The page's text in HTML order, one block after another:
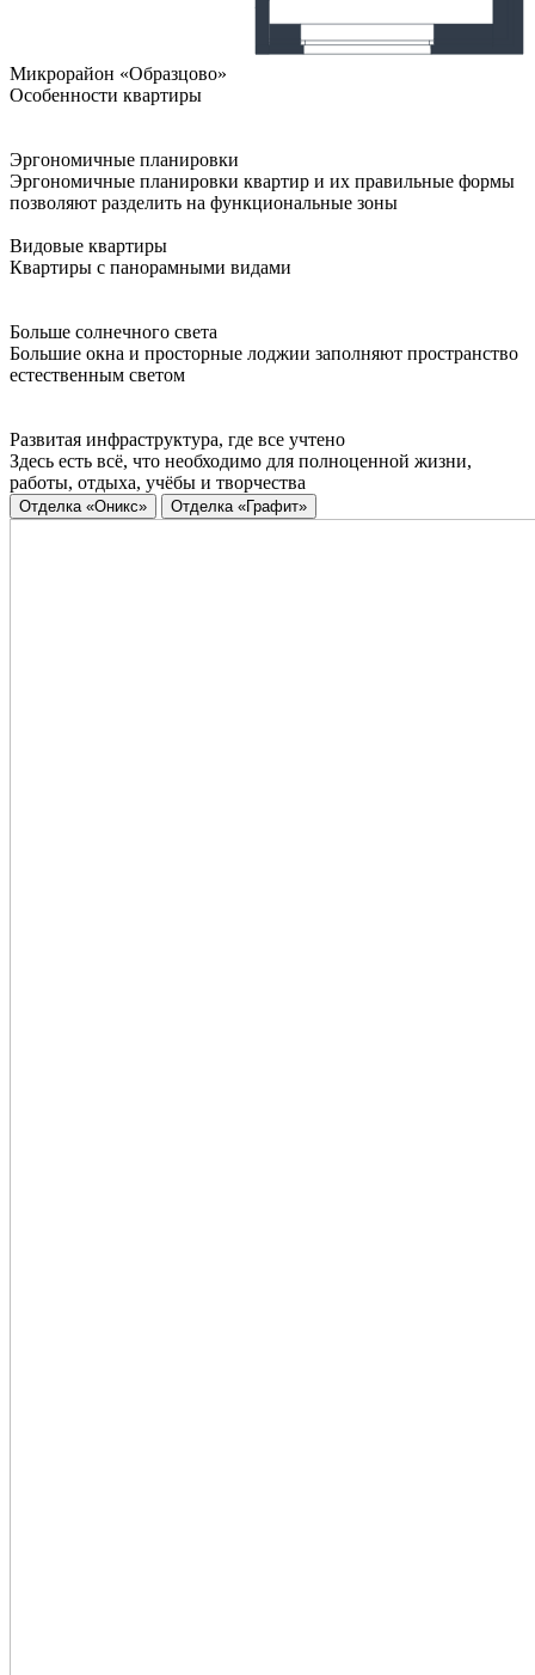
Микрорайон «Образцово»
Особенности квартиры
Эргономичные планировки
Эргономичные планировки квартир и их правильные формы
позволяют разделить на функциональные зоны
Видовые квартиры
Квартиры с панорамными видами
Больше солнечного света
Большие окна и просторные лоджии заполняют пространство
естественным светом
Развитая инфраструктура, где все учтено
Здесь есть всё, что необходимо для полноценной жизни,
работы, отдыха, учёбы и творчества
Отделка «Оникс» Отделка «Графит»